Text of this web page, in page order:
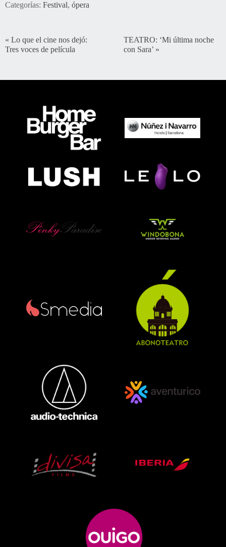
Categorías: Festival, ópera
« Lo que el cine nos dejó:
Tres voces de película
TEATRO: ‘Mi última noche
con Sara’ »